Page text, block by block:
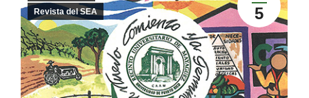
5
Revista del SEA